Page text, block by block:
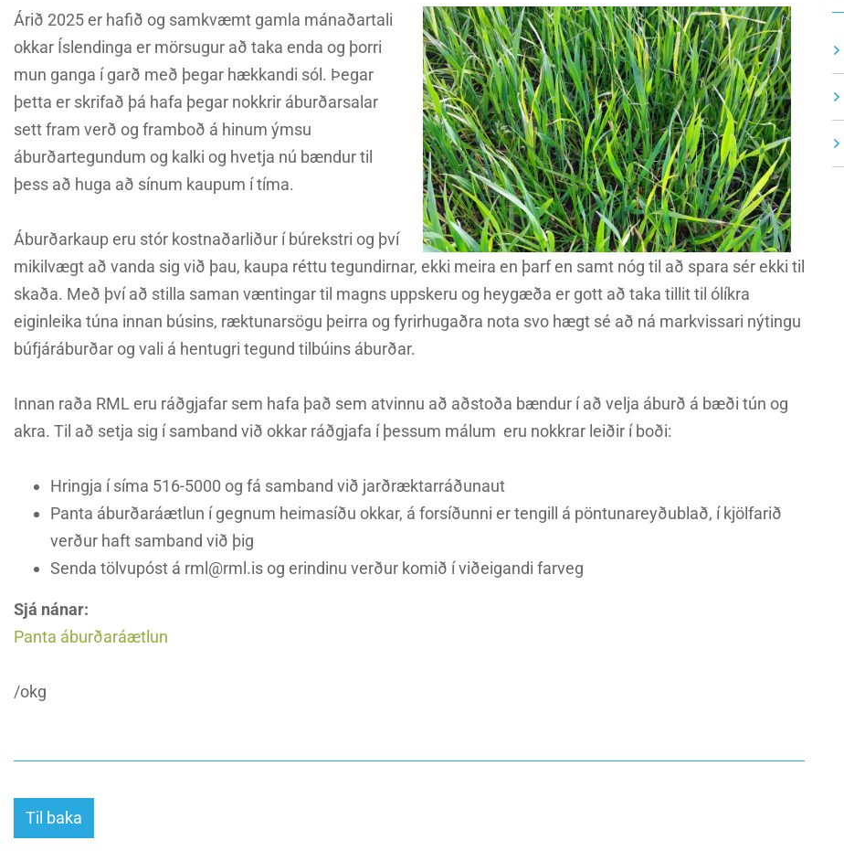
Árið 2025 er hafið og samkvæmt gamla mánaðartali
okkar Íslendinga er mörsugur að taka enda og þorri
mun ganga í garð með þegar hækkandi sól. Þegar
þetta er skrifað þá hafa þegar nokkrir áburðarsalar
sett fram verð og framboð á hinum ýmsu
áburðartegundum og kalki og hvetja nú bændur til
þess að huga að sínum kaupum í tíma.
Áburðarkaup eru stór kostnaðarliður í búrekstri og því
mikilvægt að vanda sig við þau, kaupa réttu tegundirnar, ekki meira en þarf en samt nóg til að spara sér ekki til
skaða. Með því að stilla saman væntingar til magns uppskeru og heygæða er gott að taka tillit til ólíkra
eiginleika túna innan búsins, ræktunarsögu þeirra og fyrirhugaðra nota svo hægt sé að ná markvissari nýtingu
búfjáráburðar og vali á hentugri tegund tilbúins áburðar.
Innan raða RML eru ráðgjafar sem hafa það sem atvinnu að aðstoða bændur í að velja áburð á bæði tún og
akra. Til að setja sig í samband við okkar ráðgjafa í þessum málum eru nokkrar leiðir í boði:
Hringja í síma 516-5000 og fá samband við jarðræktarráðunaut
Panta áburðaráætlun í gegnum heimasíðu okkar, á forsíðunni er tengill á pöntunareyðublað, í kjölfarið
verður haft samband við þig
Senda tölvupóst á rml@rml.is og erindinu verður komið í viðeigandi farveg
Sjá nánar:
Panta áburðaráætlun
/okg
Til baka